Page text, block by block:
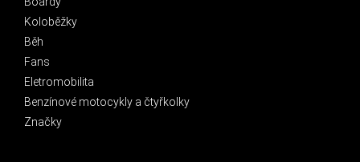
Koloběžky
Běh
Fans
Eletromobilita
Benzínové motocykly a čtyřkolky
Značky